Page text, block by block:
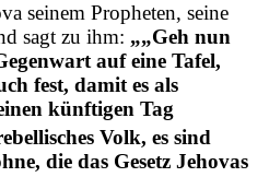
seinem Propheten, seine
sagt zu ihm: „„Geh nun
auf eine Tafel,
fest, damit es als
künftigen Tag
Volk, es sind
die das Gesetz Jehovas